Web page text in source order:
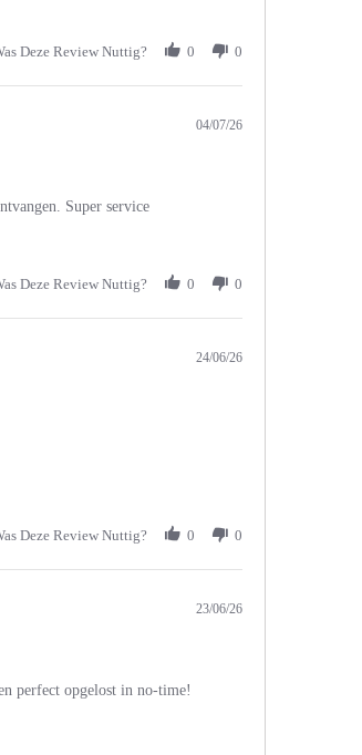
Deze Review Nuttig? 0 0
04/07/26
Super service
Deze Review Nuttig? 0 0
24/06/26
Deze Review Nuttig? 0 0
23/06/26
perfect opgelost in no-time!